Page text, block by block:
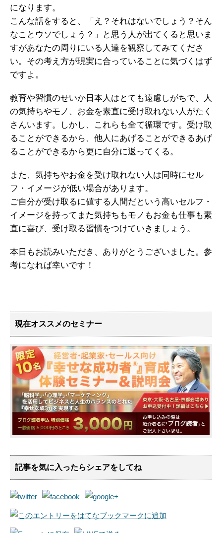
になります。
こんな話をすると、
「え？それはないでしょう？ そん
なことウソでしょう？」
と思う人が出てくると思いま
すがあなたの周りにいる人達を観察してみてくださ
い。 その考え方が現実に合っていることに気づくはず
ですよ。
教育や習慣のせいか日本人はとても遠慮しがちで、人
の気持ちやモノ、お金を素直に受け取れない人がたく
さんいます。しかし、これらも全て循環です。受け取
ることができるから、 他人にあげることができるあげ
ることができるから更に自分に返ってくる。
また、気持ちやお金を受け取れない人は同時にセル
フ・イメージが低い場合があります。
ご自分が受け取るに値する人間だという高いセルフ・
イメージを持って また気持ちもモノもお金も仕事も素
直に喜び、受け取る習慣をつけていきましょう。
本日もお読みいただき、ありがとうございました。参
考になれば幸いです！
現在オススメのセミナー
記事を気に入ったらシェアをしてね